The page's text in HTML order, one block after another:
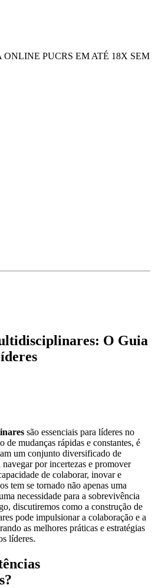
PUCRS EM ATÉ 18X SEM
O Guia
são essenciais para líderes no
mudanças rápidas e constantes, é
um conjunto diversificado de
por incertezas e promover
de colaborar, inovar e
tem se tornado não apenas uma
necessidade para a sobrevivência
discutiremos como a construção de
pode impulsionar a colaboração e a
as melhores práticas e estratégias
líderes.